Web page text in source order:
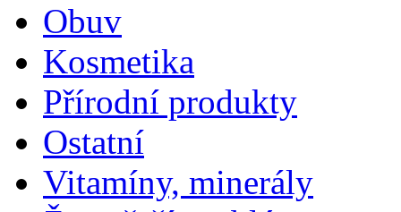
Obuv
Kosmetika
Přírodní produkty
Ostatní
Vitamíny, minerály